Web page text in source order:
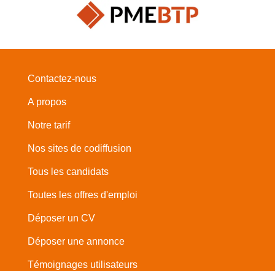
Contactez-nous
A propos
Notre tarif
Nos sites de codiffusion
Tous les candidats
Toutes les offres d'emploi
Déposer un CV
Déposer une annonce
Témoignages utilisateurs